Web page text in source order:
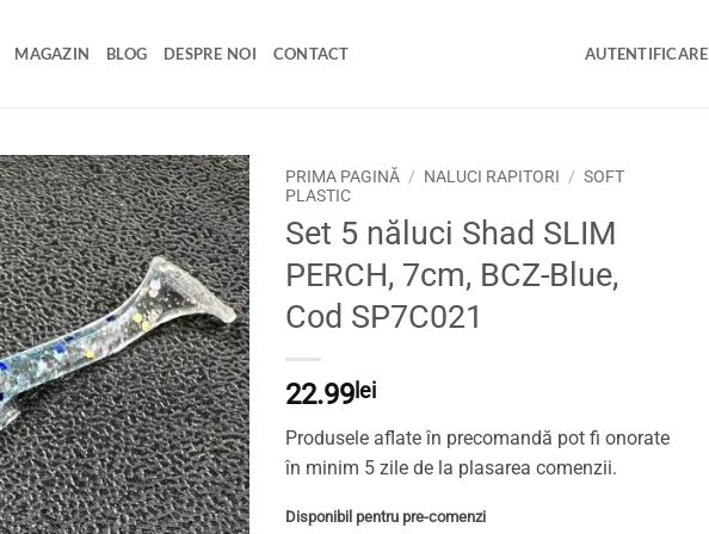
MAGAZIN BLOG DESPRE NOI CONTACT AUTENTIFICARE
Adaugă
la
favorite
PRIMA PAGINĂ / NALUCI RAPITORI / SOFT
PLASTIC
Set 5 năluci Shad SLIM
PERCH, 7cm, BCZ-Blue,
Cod SP7C021
22.99lei
Produsele aflate în precomandă pot fi onorate
în minim 5 zile de la plasarea comenzii.
Disponibil pentru pre-comenzi